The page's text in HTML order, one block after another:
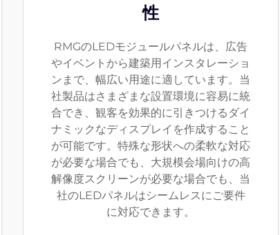
性
RMGのLEDモジュールパネルは、広告
やイベントから建築用インスタレーショ
ンまで、幅広い用途に適しています。当
社製品はさまざまな設置環境に容易に統
合でき、観客を効果的に引きつけるダイ
ナミックなディスプレイを作成すること
が可能です。特殊な形状への柔軟な対応
が必要な場合でも、大規模会場向けの高
解像度スクリーンが必要な場合でも、当
社のLEDパネルはシームレスにご要件
に対応できます。